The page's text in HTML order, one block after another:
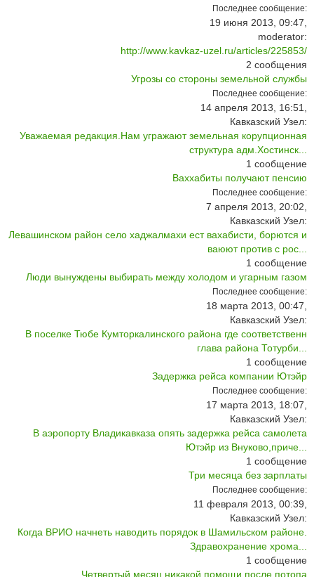
Последнее сообщение:
19 июня 2013, 09:47,
moderator:
http://www.kavkaz-uzel.ru/articles/225853/
2 сообщения
Угрозы со стороны земельной службы
Последнее сообщение:
14 апреля 2013, 16:51,
Кавказский Узел:
Уважаемая редакция.Нам угражают земельная корупционная
структура адм.Хостинск...
1 сообщение
Ваххабиты получают пенсию
Последнее сообщение:
7 апреля 2013, 20:02,
Кавказский Узел:
Левашинском район село хаджалмахи ест вахабисти, борются и
ваюют против с рос...
1 сообщение
Люди вынуждены выбирать между холодом и угарным газом
Последнее сообщение:
18 марта 2013, 00:47,
Кавказский Узел:
В поселке Тюбе Кумторкалинского района где соответственн
глава района Тотурби...
1 сообщение
Задержка рейса компании Ютэйр
Последнее сообщение:
17 марта 2013, 18:07,
Кавказский Узел:
В аэропорту Владикавказа опять задержка рейса самолета
Ютэйр из Внуково,приче...
1 сообщение
Три месяца без зарплаты
Последнее сообщение:
11 февраля 2013, 00:39,
Кавказский Узел:
Когда ВРИО начнеть наводить порядок в Шамильском районе.
Здравохранение хрома...
1 сообщение
Четвертый месяц никакой помощи после потопа